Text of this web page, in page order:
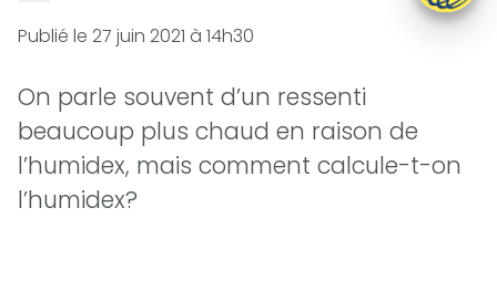
Publié le 27 juin 2021 à 14h30
On parle souvent d’un ressenti
beaucoup plus chaud en raison de
l’humidex, mais comment calcule-t-on
l’humidex?